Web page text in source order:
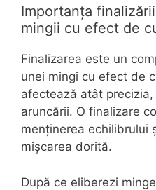
Importanța
mingii cu efect de
Finalizarea este un
unei mingi cu efect de
afectează atât
aruncării. O finalizare
menținerea echilibrului
mișcarea dorită.
După ce eliberezi